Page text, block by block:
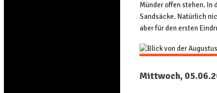
Münder offen stehen. In
Sandsäcke. Natürlich
aber für den ersten
Mittwoch,